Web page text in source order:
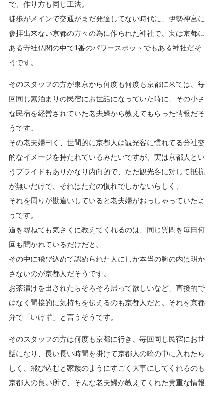
で、作り方も同じ工法。
徒歩がメインで交通がまだ発達してない時代に、伊勢神宮に
参拝出来ない京都の方々の為に作られた神社で、実は京都に
ある寺社仏閣の中で1番のパワースポットでもある神社だそ
うです。
そのスタッフの方が東京から何度も何度も京都に来ては、毎
回同じ素泊まりの民宿にお世話になっていた時に、その小さ
な民宿を経営されていた老夫婦から教えてもらった情報だそ
うです。
その老夫婦曰く、世間的に京都人は観光客に慣れてる分社交
的なイメージを持たれているみたいですが、実は京都人とい
うプライドもありかなり内向的で、ただ観光客に対して抵抗
が無いだけで、それはただの慣れでしかないらしく、
それを周りが勘違いしていると老夫婦がおっしゃっていたよ
うです。
道を尋ねても気さくに教えてくれるのは、同じ質問を毎日何
回も聞かれているだけだと。
その中に飛び込めて認められた人にしか本当の胸の内は明か
さないのが京都人だそうです。
お茶漬けを出されたらそろそろ帰って欲しいなど、直接的で
はなく間接的に気持ちを伝えるのも京都人だと。それを京都
弁で「いけず」と言うそうです。
そのスタッフの方は何度も京都に行き、毎回同じ民宿にお世
話になり、長い長い時間を掛けて京都人の輪の中に入れたら
しく、飛び込むと家族のようにすごく大事にしてくれるのも
京都人の良い所で、そんな老夫婦が教えてくれた貴重な情報